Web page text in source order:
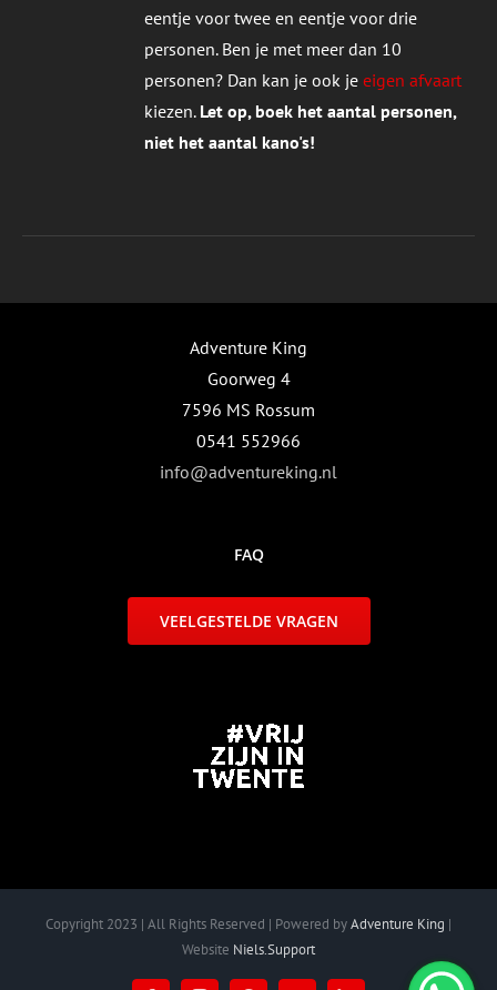
eentje voor twee en eentje voor drie
personen. Ben je met meer dan 10
personen? Dan kan je ook jeeigen afvaart
kiezen. Let op, boek het aantal personen,
niet het aantal kano's!
Adventure King
Goorweg 4
7596 MS Rossum
0541 552966
info@adventureking.nl
FAQ
VEELGESTELDE VRAGEN
Copyright 2023 | All Rights Reserved | Powered byAdventure King |
Website Niels.Support